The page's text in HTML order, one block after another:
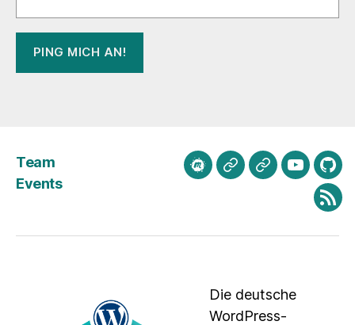
Team
Events
meetup.com
Mastodon
BlueskyYoutube
Die deutsche
WordPress-